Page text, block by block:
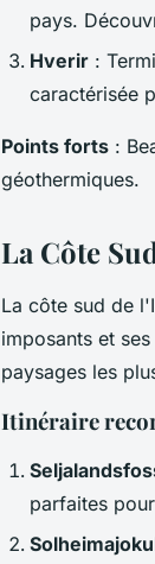
pays.
Hverir :
caractérisée
Points forts :
géothermiques.
La Côte
La côte sud de
imposants et ses
paysages les
Itinéraire
parfaites